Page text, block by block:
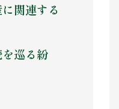
関連する
巡る紛